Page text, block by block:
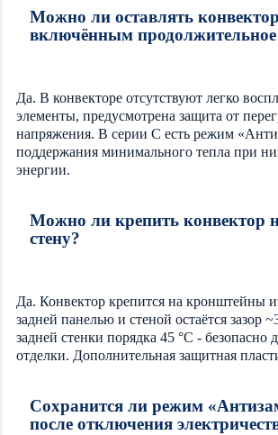
Можно ли оставлять
включённым продолжительное
Да. В конвекторе отсутствуют легко
элементы, предусмотрена защита от
напряжения. В серии C есть режим
поддержания минимального тепла при
энергии.
Можно ли крепить конвектор
стену?
Да. Конвектор крепится на кронштейны
задней панелью и стеной остаётся зазор
задней стенки порядка 45 °C - безопасно
отделки. Дополнительная защитная
Сохранится ли режим
после отключения